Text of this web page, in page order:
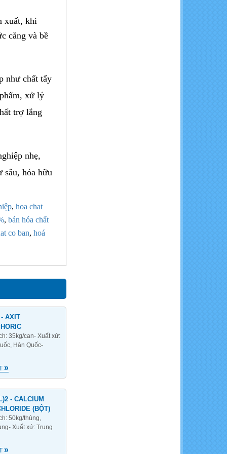
xuất, khi
căng và bề
như chất tẩy
xử lý
trợ lắng
nhẹ,
sâu, hóa hữu
,hoa chat
,bán hóa chất
co ban,hoá
- AXIT
35kg/can- Xuất xứ:
Hàn Quốc-
»
- CALCIUM
(BỘT)
50kg/thùng,
Xuất xứ: Trung
»